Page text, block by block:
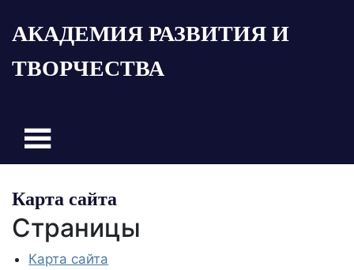
АКАДЕМИЯ РАЗВИТИЯ И
ТВОРЧЕСТВА
Карта сайта
Страницы
Карта сайта